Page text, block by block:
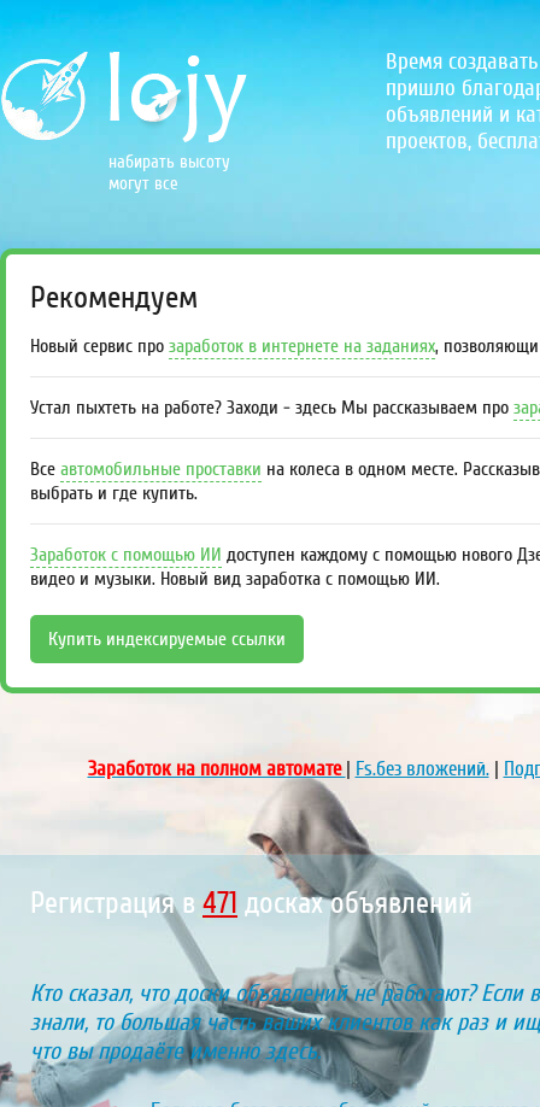
набирать высоту
могут все
Время
пришло
объявлений и
проектов,
Рекомендуем
Новый сервис про заработок в интернете на заданиях,
Устал пыхтеть на работе? Заходи - здесь Мы рассказываем про
Все автомобильные проставки на колеса в одном месте.
выбрать и где купить.
Заработок с помощью ИИ доступен каждому с помощью нового
видео и музыки. Новый вид заработка с помощью ИИ.
Купить индексируемые ссылки
Заработок на полном автомате| Fs.без вложений.|
Регистрация в 471 досках объявлений
Кто сказал, что доски объявлений не работают? Если
знали, то большая часть ваших клиентов как раз и
что вы продаёте именно здесь.